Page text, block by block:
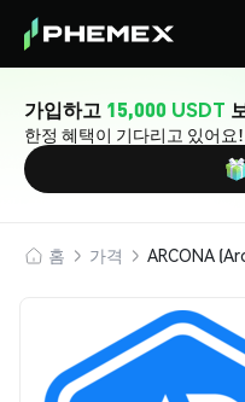
가입하고 15,000 USDT
한정 혜택이 기다리고 있어요!
홈 가격 ARCONA